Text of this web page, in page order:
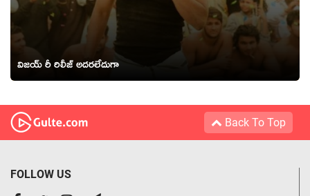
విజయ్ రీ రిలీజ్ అదరలేదుగా
Back To Top
FOLLOW US